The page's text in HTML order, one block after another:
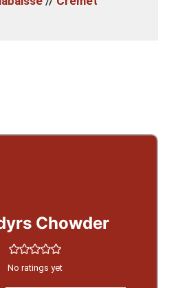
Chowder
No ratings yet